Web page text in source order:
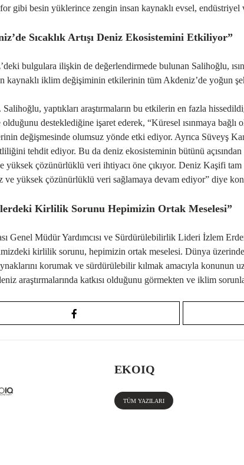
gibi besin yüklerince zengin insan kaynaklı evsel, endüstriyel
Sıcaklık Artışı Deniz Ekosistemini Etkiliyor”
bulgulara ilişkin de değerlendirmede bulunan Salihoğlu,
kaynaklı iklim değişiminin etkilerinin tüm Akdeniz’de yoğun
yaptıkları araştırmaların bu etkilerin en fazla
olduğunu desteklediğine işaret ederek, “Küresel ısınmaya bağlı
değişmesinde olumsuz yönde etki ediyor. Ayrıca Süveyş
ni tehdit ediyor. Bu da deniz ekosisteminin bütünü
yüksek çözünürlüklü veri ihtiyacı öne çıkıyor. Deniz Kaşifi
ve yüksek çözünürlüklü veri sağlamaya devam ediyor” diye
Kirlilik Sorunu Hepimizin Ortak Meselesi”
Genel Müdür Yardımcısı ve Sürdürülebilirlik Lideri İzlem
kirlilik sorunu, hepimizin ortak meselesi. Dünya
korumak ve sürdürülebilirkılmak amacıyla konunun
araştırmalarında katkısı olduğunu görmekten ve iklim
EKOIQ
TÜM YAZILARI